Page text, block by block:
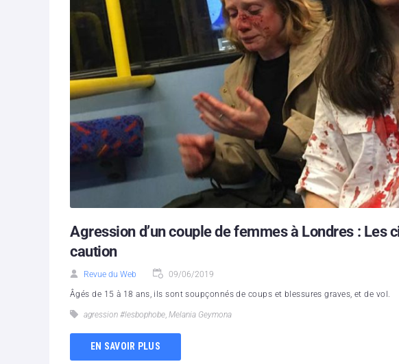
Agression d’un couple de femmes à Londres : Les
caution
Revue du Web 09/06/2019
Âgés de 15 à 18 ans, ils sont soupçonnés de coups et blessures graves, et de vol.
agression #lesbophobe Melania Geymona
EN SAVOIR PLUS